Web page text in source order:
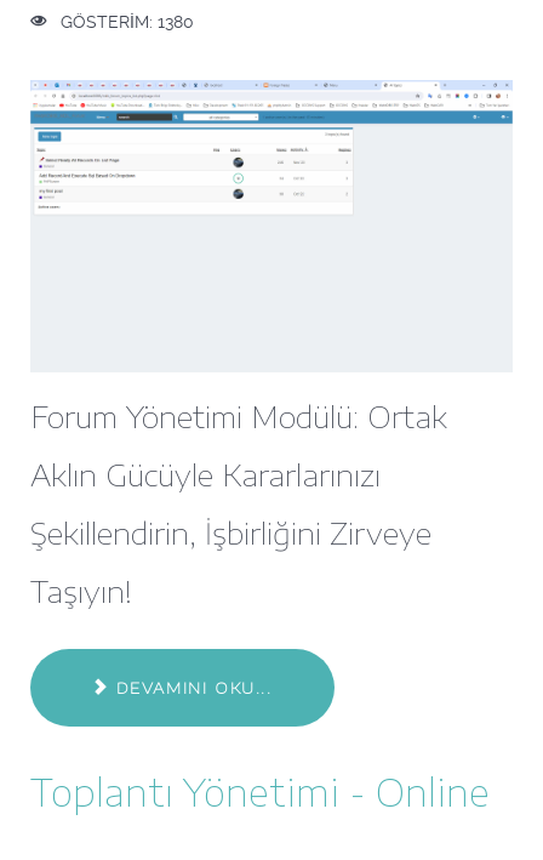
GÖSTERIM: 1380
Forum Yönetimi Modülü: Ortak
Aklın Gücüyle Kararlarınızı
Şekillendirin, İşbirliğini Zirveye
Taşıyın!
DEVAMINI OKU...
Toplantı Yönetimi - Online